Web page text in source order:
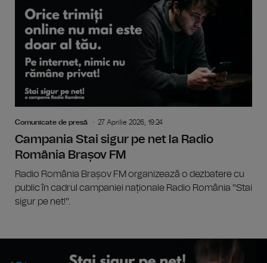
Comunicate de presă 27 Aprilie 2026, 19:24
Campania Stai sigur pe net la Radio
România Brașov FM
Radio România Brașov FM organizează o dezbatere cu
public în cadrul campaniei naționale Radio România "Stai
sigur pe net!".